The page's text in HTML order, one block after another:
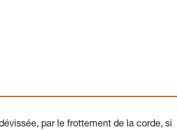
par le frottement de la corde, si